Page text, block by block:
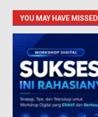
YOU MAY HAVE MISSED